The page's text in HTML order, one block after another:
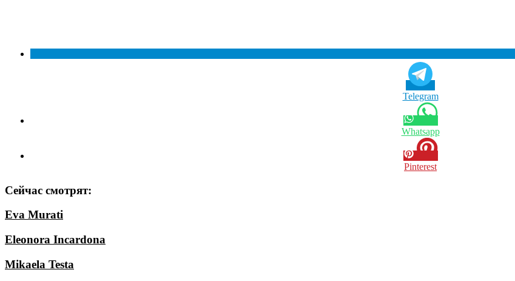
Telegram
Whatsapp
Pinterest
Сейчас смотрят:
Eva Murati
Eleonora Incardona
Mikaela Testa